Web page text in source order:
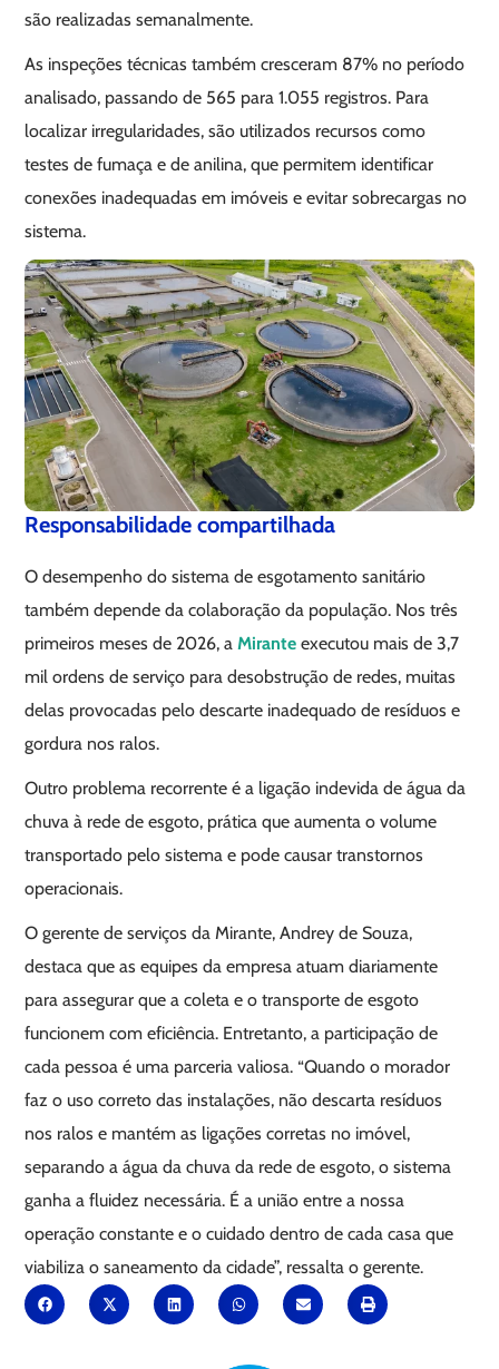
são realizadas semanalmente.
As inspeções técnicas também cresceram 87% no período
analisado, passando de 565 para 1.055 registros. Para
localizar irregularidades, são utilizados recursos como
testes de fumaça e de anilina, que permitem identificar
conexões inadequadas em imóveis e evitar sobrecargas no
sistema.
Responsabilidade compartilhada
O desempenho do sistema de esgotamento sanitário
também depende da colaboração da população. Nos três
primeiros meses de 2026, aMirante executou mais de 3,7
mil ordens de serviço para desobstrução de redes, muitas
delas provocadas pelo descarte inadequado de resíduos e
gordura nos ralos.
Outro problema recorrente é a ligação indevida de água da
chuva à rede de esgoto, prática que aumenta o volume
transportado pelo sistema e pode causar transtornos
operacionais.
O gerente de serviços da Mirante, Andrey de Souza,
destaca que as equipes da empresa atuam diariamente
para assegurar que a coleta e o transporte de esgoto
funcionem com eficiência. Entretanto, a participação de
cada pessoa é uma parceria valiosa. “Quando o morador
faz o uso correto das instalações, não descarta resíduos
nos ralos e mantém as ligações corretas no imóvel,
separando a água da chuva da rede de esgoto, o sistema
ganha a fluidez necessária. É a união entre a nossa
operação constante e o cuidado dentro de cada casa que
viabiliza o saneamento da cidade”, ressalta o gerente.